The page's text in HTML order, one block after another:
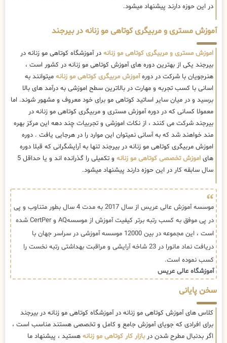
در این حوزه دارند پیشنهاد میشود.
آموزش مستری و مربیگری کوتاهی مو زنانه در بیرجند
اموزش مستری و مربیگری کوتاهی مو زنانه در آموزشگاه کوتاهی مو زنانه در
بیرجند یکی از بهترین دوره های آموزش کوتاهی مو زنانه در کشور است ،
هنرجویان با شرکت در دورهآموزش مربیگری کوتاهی مو زنانه میتوانند به
اسانی با کسب تجربه و مهارت در بالاترین سطح اموزشی به درآمد های بالا
برسید و در میان سایر اساتید کوتاهی مو برای خود معروف و مشهور شوند. اما
معمولا کسانی که در دوره آموزش مستری و مربیگری کوتاهی مو زنانه در
بیرجند شرکت می کنند ، از نکات اموزشی و تجربیات چند دهه این مرکز بهره
مند خواهند شد که به آسانی نمیتوان این موارد را در هرجایی یافت . دوره
اموزش مربیگری کوتاهی مو زنانه در بیرجند تنها به آرایشگرانی که قبلا دوره
های اموزش تخصصی کوتاهی مو زنانه
و تکمیلی را گذرانده اند و یا حداقل 5
سال سابقه کار در این حوزه دارند پیشنهاد میشود.
موسسه آموزش عالی عریس از سال 2017 به مدت 4 سال بطور متناوب و پی
در پی موفق به کسب رتبه برتر کیفیت آموزش از موسسهAQ و CertPer شده
است ، این مجموعه در بین 12000 موسسه آموزشی در سراسر جهان با
دریافت نماد مانورا در 23 شاخه آرایشی و مراقبت بهداشتی رتبه نخست را
کسب نموده است.
آموزشگاه عالی عریس
سخن پایانی
کلاس های آموزش کوتاهی مو زنانه در آموزشگاه کوتاهی مو زنانه در بیرجند
برای افرادی که جویای آموزش جامع و کامل و تخصصی هستند مناسب است ،
اگر بدنبال مطرح شدن دربازار کار کوتاهی مو زنانه هستید ، پیشنهاد ما